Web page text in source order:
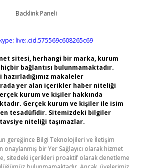
live:.cid.575569c608265c69
sitesi, herhangi bir marka, kurum
bağlantısı bulunmamaktadır.
makaleler
yer alan içerikler haber niteliği
kurum ve kişiler hakkında
Gerçek kurum ve kişiler ile isim
tesadüfidir. Sitemizdeki bilgiler
niteliği taşımazlar.
gereğince Bilgi Teknolojileri ve İletişim
onaylanmış bir Yer Sağlayıcı olarak hizmet
sitedeki içerikleri proaktif olarak denetleme